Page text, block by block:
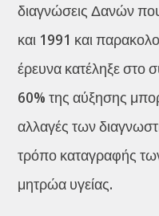
διαγνώσεις Δανών
και 1991 και
έρευνα κατέληξε στο
60% της αύξησης
αλλαγές των
τρόπο καταγραφής
μητρώα υγείας.